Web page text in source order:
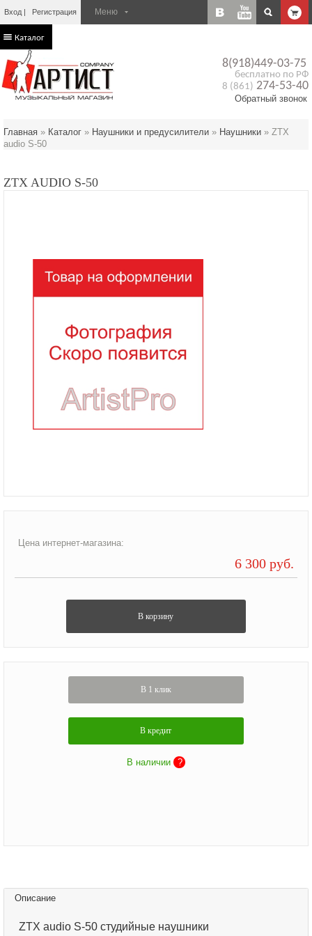
Вход Регистрация
8(918)449-03-75
бесплатно по РФ
8 (861) 274-53-40
Обратный звонок
Каталог
Главная » Каталог » Наушники и предусилители » Наушники » ZTX
audio S-50
ZTX AUDIO S-50
Цена интернет-магазина:
6 300 руб.
В корзину
В 1 клик
В кредит
В наличии ?
Описание
ZTX audio S-50 студийные наушники